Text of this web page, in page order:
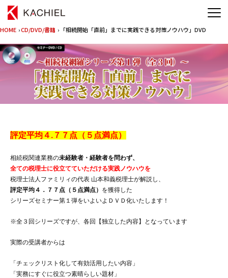
HOME ›CD/DVD/書籍 › 「相続開始「直前」までに実践できる対策ノウハウ」DVD
評定平均４.７７点（５点満点）
相続税関連業務の未経験者・経験者を問わず、
全ての税理士に役立てていただける実践ノウハウを
税理士法人ファミリィの代表 山本和義税理士が解説し、
評定平均４．７７点（５点満点） を獲得した
シリーズセミナー第１弾をいよいよＤＶＤ化いたします！
※全３回シリーズですが、各回【独立した内容】となっています
実際の受講者からは
「チェックリスト化して有効活用したい内容」
「実務にすぐに役立つ素晴らしい題材」